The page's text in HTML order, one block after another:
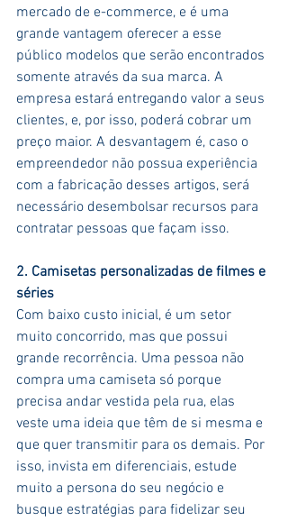
mercado de e-commerce, e é uma
grande vantagem oferecer a esse
público modelos que serão encontrados
somente através da sua marca. A
empresa estará entregando valor a seus
clientes, e, por isso, poderá cobrar um
preço maior. A desvantagem é, caso o
empreendedor não possua experiência
com a fabricação desses artigos, será
necessário desembolsar recursos para
contratar pessoas que façam isso.
2. Camisetas personalizadas de filmes e
séries
Com baixo custo inicial, é um setor
muito concorrido, mas que possui
grande recorrência. Uma pessoa não
compra uma camiseta só porque
precisa andar vestida pela rua, elas
veste uma ideia que têm de si mesma e
que quer transmitir para os demais. Por
isso, invista em diferenciais, estude
muito a persona do seu negócio e
busque estratégias para fidelizar seu